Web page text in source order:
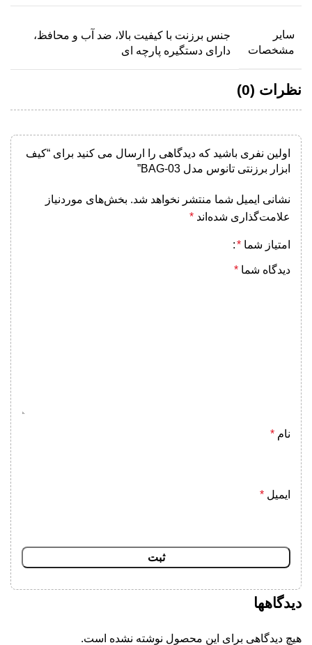
سایر
مشخصات
جنس برزنت با کیفیت بالا، ضد آب و محافظ،
دارای دستگیره پارچه ای
نظرات (0)
دیدگاهها
هیچ دیدگاهی برای این محصول نوشته نشده است.
اولین نفری باشید که دیدگاهی را ارسال می کنید برای “کیف
ابزار برزنتی تانوس مدل BAG-03”
نشانی ایمیل شما منتشر نخواهد شد. بخش‌های موردنیاز
علامت‌گذاری شده‌اند *
امتیاز شما *
دیدگاه شما *
نام *
ایمیل *